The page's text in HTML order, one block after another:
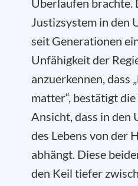
Überlaufen brachte.
Justizsystem in den
seit Generationen
Unfähigkeit der
anzuerkennen, dass
matter“, bestätigt
Ansicht, dass in den
des Lebens von der
abhängt. Diese
den Keil tiefer